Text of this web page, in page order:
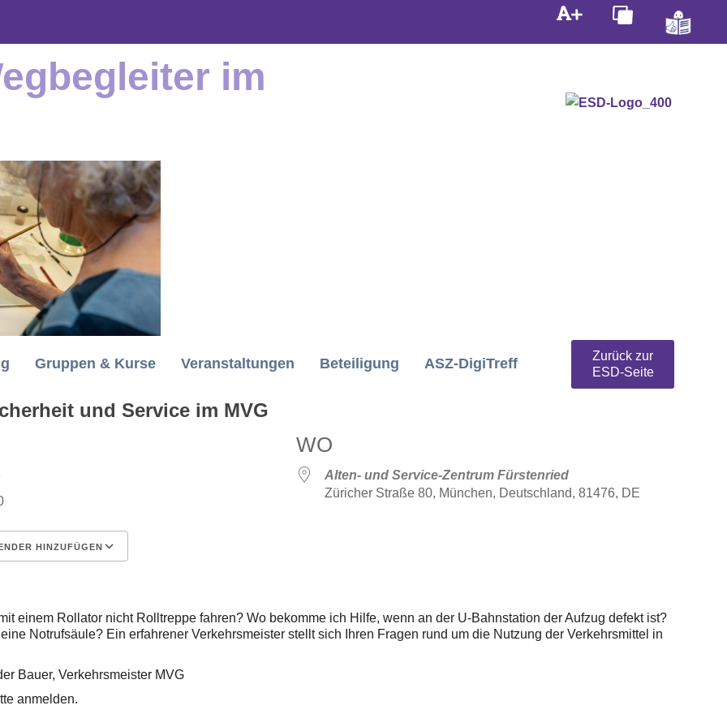
im
Gruppen & Kurse Veranstaltungen Beteiligung ASZ-DigiTreff
Zurück zur
ESD-Seite
und Service im MVG
HINZUFÜGEN
WO
Alten- und Service-Zentrum Fürstenried
Züricher Straße 80, München, Deutschland, 81476, DE
einem Rollator nicht Rolltreppe fahren? Wo bekomme ich Hilfe, wenn an der U-Bahnstation der Aufzug defekt ist?
Notrufsäule? Ein erfahrener Verkehrsmeister stellt sich Ihren Fragen rund um die Nutzung der Verkehrsmittel in
Bauer, Verkehrsmeister MVG
anmelden.